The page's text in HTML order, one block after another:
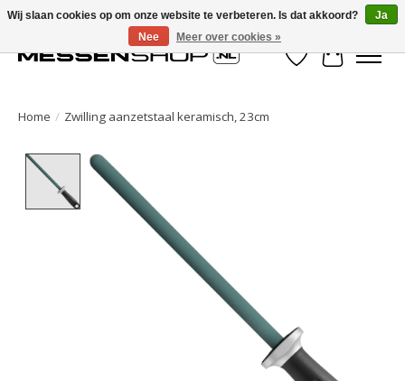
Verlanglijst
Home / Zwilling aanzetstaal keramisch, 23cm
Product image slideshow Items
Wij slaan cookies op om onze website te verbeteren. Is dat akkoord?
Ja
Nee
Meer over cookies »